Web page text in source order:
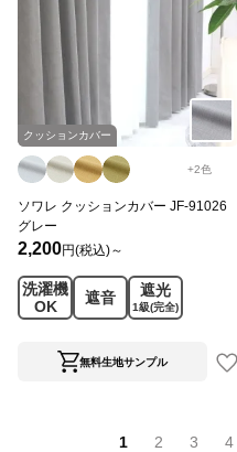
クッションカバー
+2色
ソワレ クッションカバー JF-91026
グレー
2,200円(税込)～
洗濯機
OK
遮音 遮光
1級(完全)
無料生地サンプル
1 2 3 4